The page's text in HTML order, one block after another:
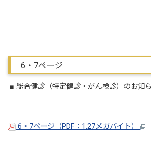
6・7ページ
■ 総合健診（特定健診・がん検診）のお知
6・7ページ（PDF：1.27メガバイト）